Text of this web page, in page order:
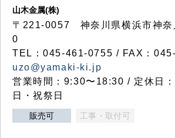
山木金属(株)
〒221-0057 神奈川県横浜市神奈
0
TEL：045-461-0755 / FAX：
uzo@yamaki-ki.jp
営業時間：9:30〜18:30 / 定休日
日・祝祭日
販売可 工事・取付可